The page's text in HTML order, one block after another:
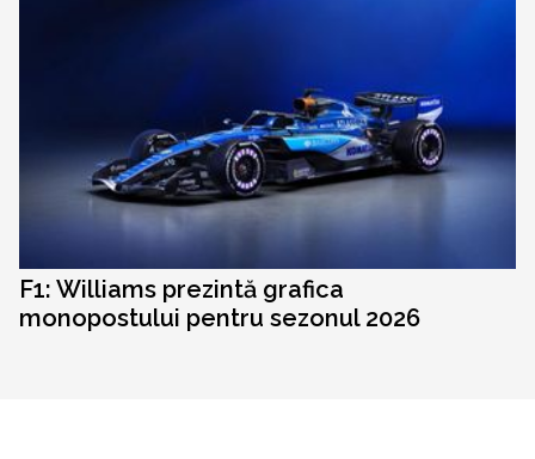
F1: Williams prezintă grafica
monopostului pentru sezonul 2026